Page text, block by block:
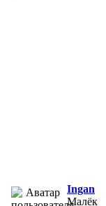
Ingan
Малёк